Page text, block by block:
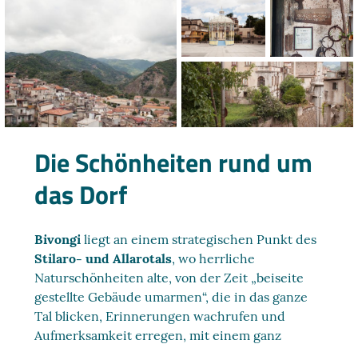
Die Schönheiten rund um
das Dorf
Bivongiliegt an einem strategischen Punkt des
Stilaro- und Allarotals, wo herrliche
Naturschönheiten alte, von der Zeit „beiseite
gestellte Gebäude umarmen“, die in das ganze
Tal blicken, Erinnerungen wachrufen und
Aufmerksamkeit erregen, mit einem ganz